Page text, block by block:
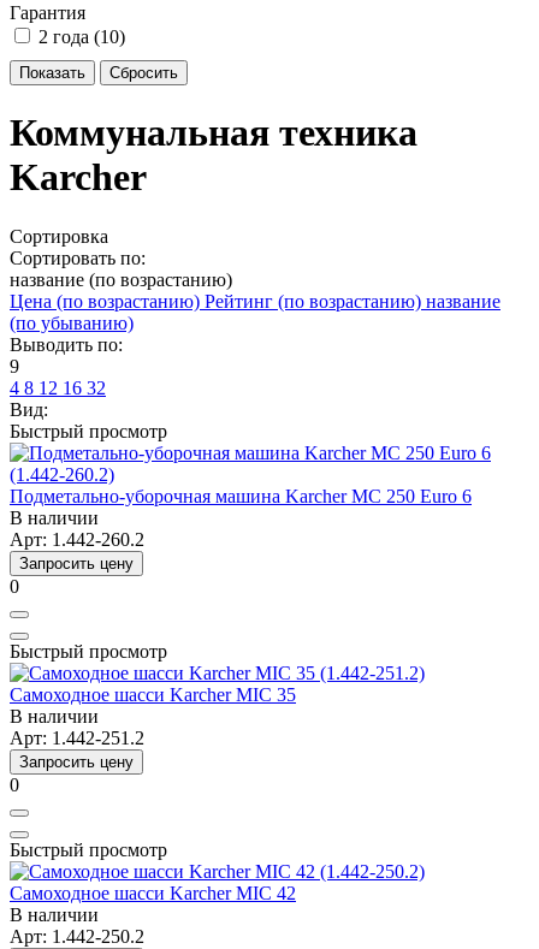
Гарантия
2 года (10)
Коммунальная техника
Karcher
Сортировка
Сортировать по:
название (по возрастанию)
Цена (по возрастанию) Рейтинг (по возрастанию) название
(по убыванию)
Выводить по:
9
4 8 12 16 32
Вид:
Быстрый просмотр
Подметально-уборочная машина Karcher MC 250 Euro 6
В наличии
Арт: 1.442-260.2
Запросить цену
0
Быстрый просмотр
Самоходное шасси Karcher MIC 35
В наличии
Арт: 1.442-251.2
Запросить цену
0
Быстрый просмотр
Самоходное шасси Karcher MIC 42
В наличии
Арт: 1.442-250.2